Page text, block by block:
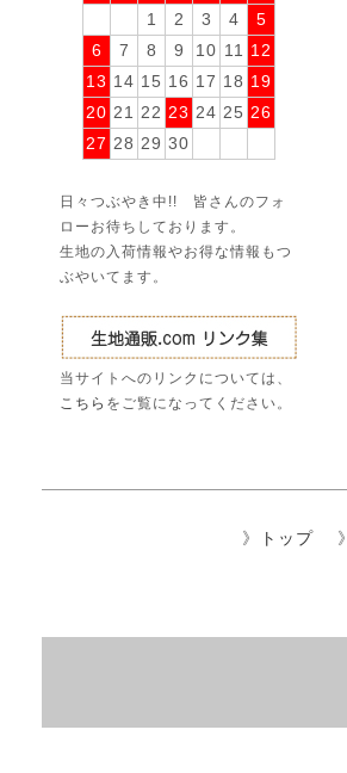
1
2 3 4
5
6
7 8 9 10 11 12
13 14 15 16 17 18 19
20 21 22 23 24 25 26
27 28 29 30
日々つぶやき中!! 皆さんのフォ
ローお待ちしております。
生地の入荷情報やお得な情報もつ
ぶやいてます。
当サイトへのリンクについては、
こちら をご覧になってください。
》 トップ》